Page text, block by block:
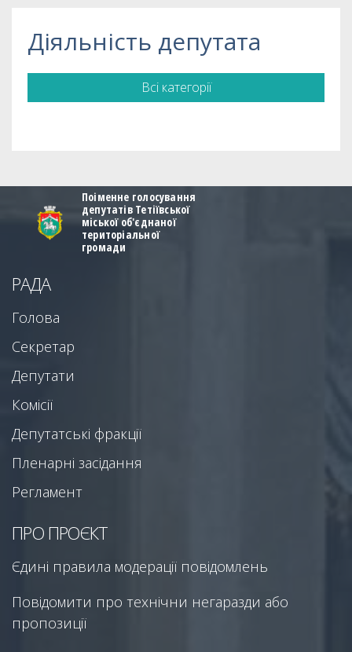
Діяльність депутата
Всі категорії
Поіменне голосування
депутатів Тетіївської
міської об'єднаної
територіальної
громади
РАДА
Голова
Секретар
Депутати
Комісії
Депутатські фракції
Пленарні засідання
Регламент
ПРО ПРОЄКТ
Єдині правила модерації повідомлень
Повідомити про технічни негаразди або
пропозиції